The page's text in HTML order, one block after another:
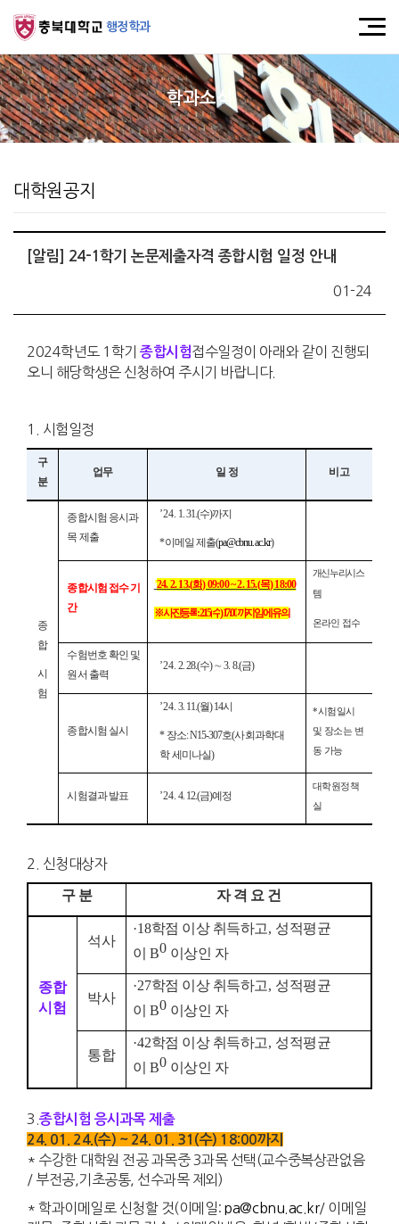
행정학과
학과소식
대학원공지
[알림] 24-1학기 논문제출자격 종합시험 일정 안내
01-24
2024학년도 1학기종합시험접수일정이 아래와 같이 진행되
오니 해당학생은 신청하여 주시기 바랍니다.
1. 시험일정
구
분
업무 일 정 비고
종
합
시
험
종합시험 응시과
목 제출
’24. 1. 31.(수)까지
*이메일 제출(pa@cbnu.ac.kr)
종합시험 접수 기
간
’24. 2. 13.(화) 09:00 ~ 2. 15.(목) 18:00
※사진등록: 2. 15.(수) 17:00까지 임에 유의
개신누리시스
템
온라인 접수
수험번호 확인 및
원서 출력
’24. 2. 28.(수)∼3. 8.(금)
종합시험 실시
’24. 3. 11.(월) 14시
* 장소: N15-307호(사회과학대
학세미나실)
*시험일시
및 장소는 변
동 가능
시험결과 발표 ’24. 4. 12.(금)예정
대학원정책
실
2. 신청대상자
구 분 자 격 요 건
종합
시험
석사
·18학점 이상 취득하고, 성적평균
이 B0 이상인 자
박사
·27학점 이상 취득하고, 성적평균
이 B0 이상인 자
통합
·42학점 이상 취득하고, 성적평균
이 B0 이상인 자
3.종합시험 응시과목 제출
24. 01. 24.(수) ~ 24. 01. 31(수) 18:00까지
* 수강한 대학원 전공 과목중 3과목 선택(교수중복상관없음
/ 부전공,기초공통, 선수과목 제외)
* 학과이메일로 신청할 것(이메일: pa@cbnu.ac.kr/ 이메일